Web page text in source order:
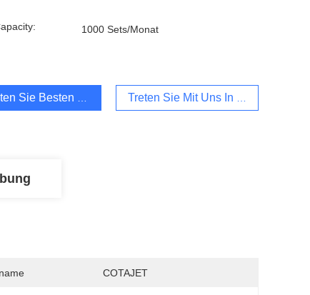
1000 Sets/Monat
Sie Besten Preis Treten Sie Mit Uns In Verbindung
COTAJET